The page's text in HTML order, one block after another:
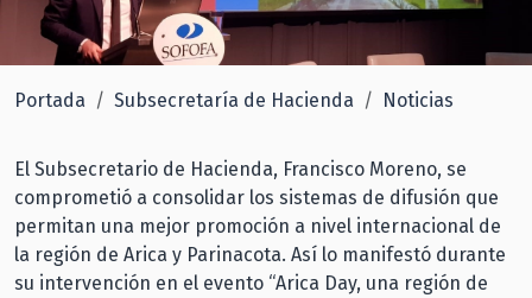
Portada Subsecretaría de Hacienda Noticias
El Subsecretario de Hacienda, Francisco Moreno, se
comprometió a consolidar los sistemas de difusión que
permitan una mejor promoción a nivel internacional de
la región de Arica y Parinacota. Así lo manifestó durante
su intervención en el evento “Arica Day, una región de